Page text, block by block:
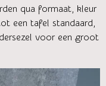
qua formaat, kleur
een tafel standaard,
voor een groot